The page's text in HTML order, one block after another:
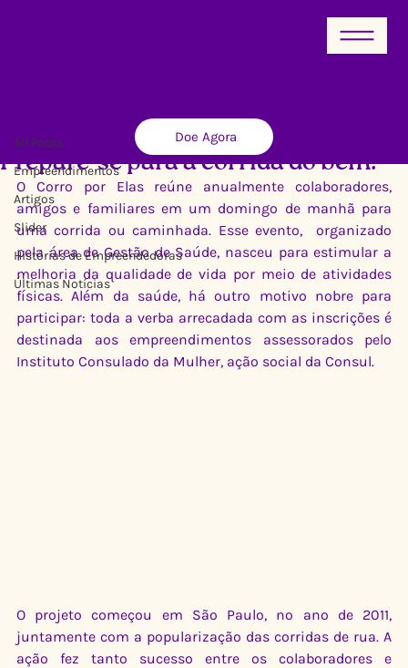
Doe Agora
All Posts
Empreendimentos
Artigos
Slider
Histórias de Empreendedoras
Últimas Notícias
Prepare-se para a corrida do bem!
Ricardo Xavier 24 de abr. de 2015 2 min de leitura
O Corro por Elas reúne anualmente colaboradores,
amigos e familiares em um domingo de manhã para
uma corrida ou caminhada. Esse evento,  organizado
pela área de Gestão de Saúde, nasceu para estimular a
melhoria da qualidade de vida por meio de atividades
físicas. Além da saúde, há outro motivo nobre para
participar: toda a verba arrecadada com as inscrições é
destinada aos empreendimentos assessorados pelo
Instituto Consulado da Mulher, ação social da Consul.
O projeto começou em São Paulo, no ano de 2011,
juntamente com a popularização das corridas de rua. A
ação fez tanto sucesso entre os colaboradores e